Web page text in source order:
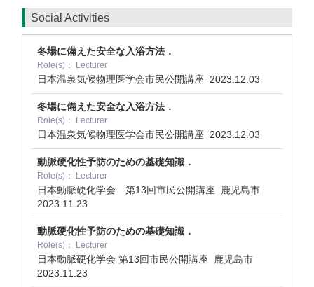
Social Activities
冬場に備えた安全な入浴方法．
Role(s)： Lecturer
日本温泉気候物理医学会市民公開講座 2023.12.03
冬場に備えた安全な入浴方法．
Role(s)： Lecturer
日本温泉気候物理医学会市民公開講座 2023.12.03
動脈硬化性予防のための基礎知識．
Role(s)： Lecturer
日本動脈硬化学会 第13回市民公開講座 鹿児島市
2023.11.23
動脈硬化性予防のための基礎知識．
Role(s)： Lecturer
日本動脈硬化学会 第13回市民公開講座 鹿児島市
2023.11.23